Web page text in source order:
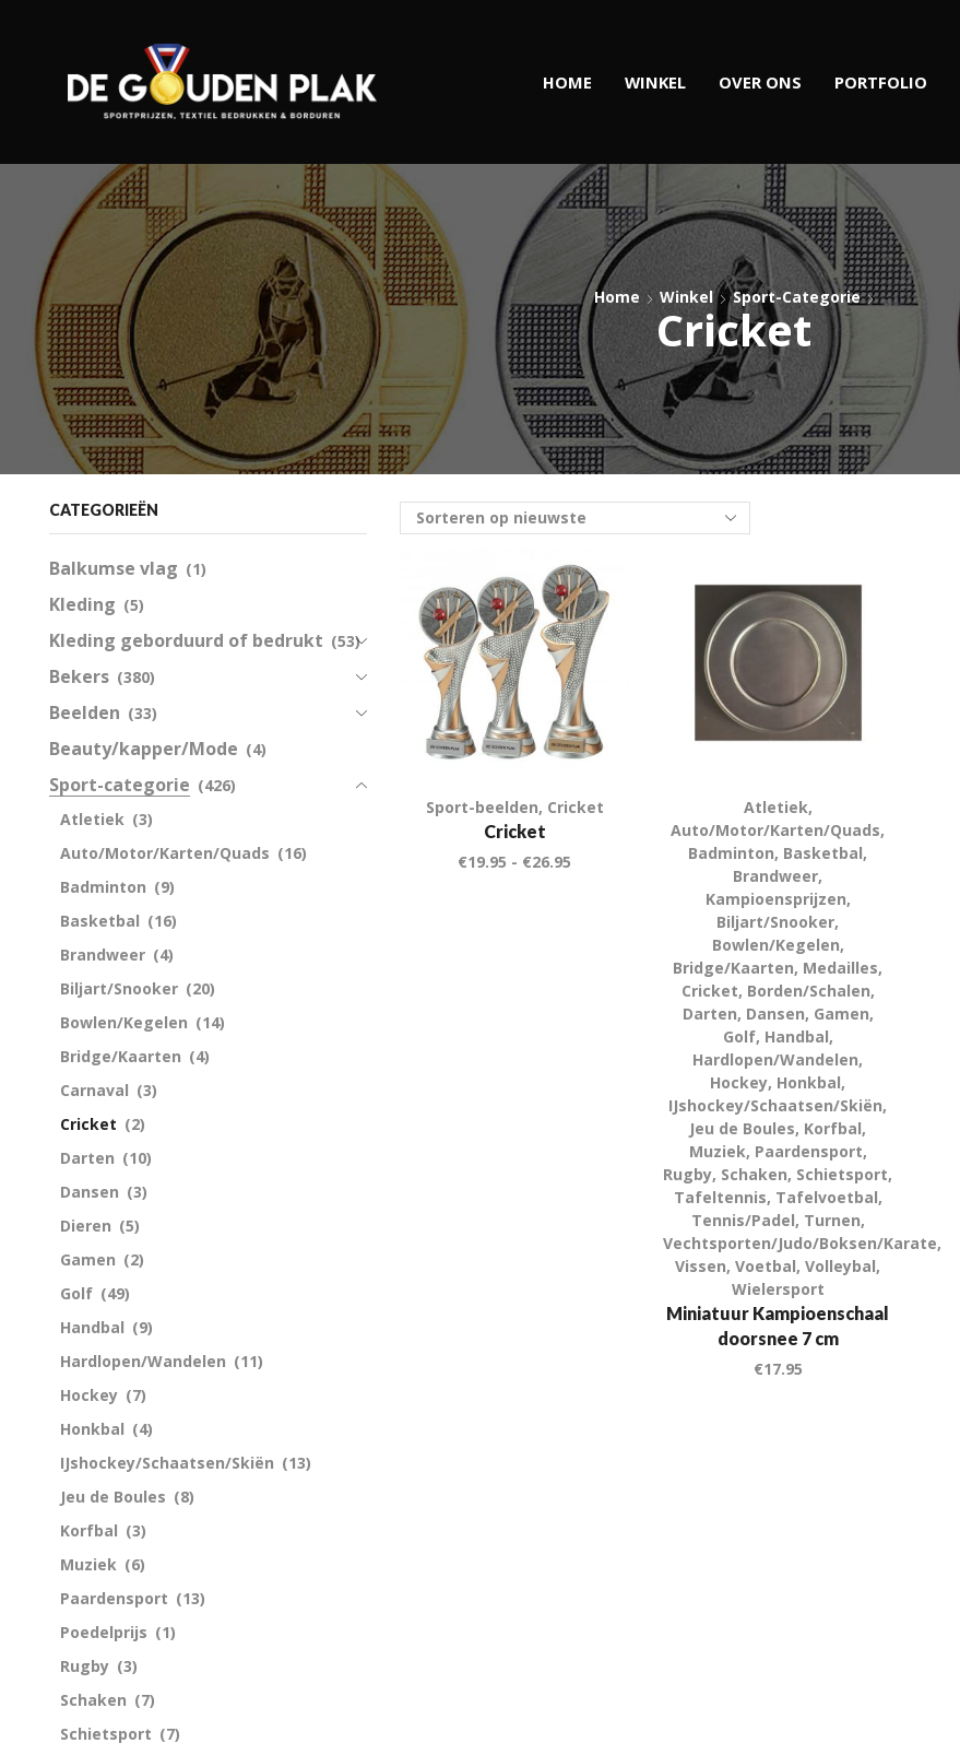
HOME WINKEL OVER ONS PORTFOLIO
Home Winkel Sport-Categorie
Cricket
Sport-beelden, Cricket
Cricket
€19.95 - €26.95
Atletiek,
Auto/Motor/Karten/Quads,
Badminton, Basketbal,
Brandweer,
Kampioensprijzen,
Biljart/Snooker,
Bowlen/Kegelen,
Bridge/Kaarten, Medailles,
Cricket, Borden/Schalen,
Darten, Dansen, Gamen,
Golf, Handbal,
Hardlopen/Wandelen,
Hockey, Honkbal,
IJshockey/Schaatsen/Skiën,
Jeu de Boules, Korfbal,
Muziek, Paardensport,
Rugby, Schaken, Schietsport,
Tafeltennis, Tafelvoetbal,
Tennis/Padel, Turnen,
Vechtsporten/Judo/Boksen/Karate,
Vissen,Voetbal,Volleybal,
Wielersport
Miniatuur Kampioenschaal
doorsnee 7 cm
€17.95
CATEGORIEËN
Balkumse vlag (1)
Kleding (5)
Kleding geborduurd of bedrukt (53)
Bekers (380)
Beelden (33)
Beauty/kapper/Mode (4)
Sport-categorie (426)
Atletiek (3)
Auto/Motor/Karten/Quads (16)
Badminton (9)
Basketbal (16)
Brandweer (4)
Biljart/Snooker (20)
Bowlen/Kegelen (14)
Bridge/Kaarten (4)
Carnaval (3)
Cricket (2)
Darten (10)
Dansen (3)
Dieren (5)
Gamen (2)
Golf (49)
Handbal (9)
Hardlopen/Wandelen (11)
Hockey (7)
Honkbal (4)
IJshockey/Schaatsen/Skiën (13)
Jeu de Boules (8)
Korfbal (3)
Muziek (6)
Paardensport (13)
Poedelprijs (1)
Rugby (3)
Schaken (7)
Schietsport (7)